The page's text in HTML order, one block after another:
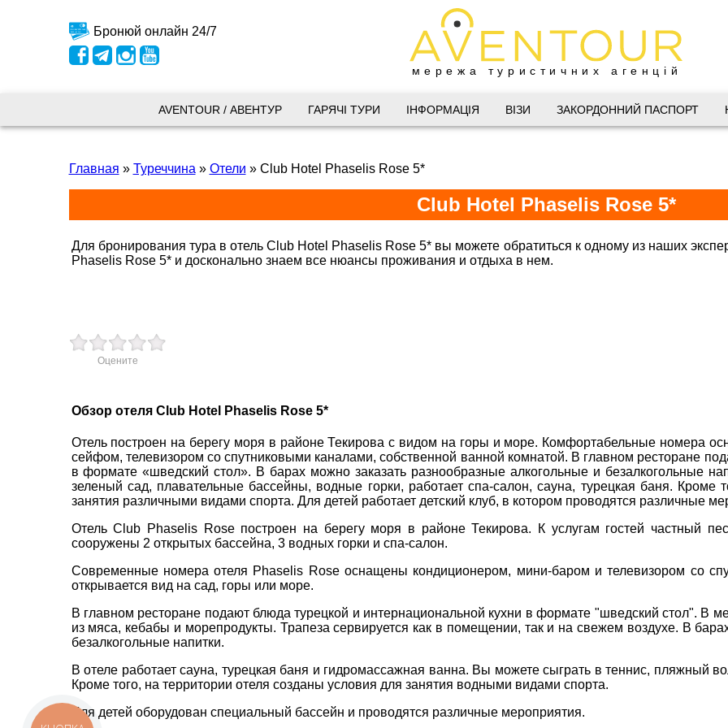
Бронюй онлайн 24/7
мережа туристичних агенцій
+38 (067) 180-32-43
+38 (099) 180-32-43,
+38 (093) 180-32-43 ,
0800 33 01 80
kyiv@aventour.ua
Пн. - Пт. 9:00 - 18:00
Дніпро
Запоріжжя
+38 (099) 180-32-43,
+38 (093) 180-32-43,
0800 33 01 80
zp_city@aventour.ua
Пн. - Пт. 9:00 - 18:00
Сб 10:00 - 15:00
AVENTOUR / АВЕНТУР ГАРЯЧІ ТУРИ ІНФОРМАЦІЯ ВІЗИ ЗАКОРДОННИЙ ПАСПОРТ
Главная » Туреччина » Отели » Club Hotel Phaselis Rose 5*
Club Hotel Phaselis Rose 5*
Для бронирования тура в отель Club Hotel Phaselis Rose 5* вы можете обратиться к одному из наших
Phaselis Rose 5* и досконально знаем все нюансы проживания и отдыха в нем.
Оцените
Обзор отеля Club Hotel Phaselis Rose 5*
Отель построен на берегу моря в районе Текирова с видом на горы и море. Комфортабельные номера
сейфом, телевизором со спутниковыми каналами, собственной ванной комнатой. В главном ресторане
в формате «шведский стол». В барах можно заказать разнообразные алкогольные и безалкогольные
зеленый сад, плавательные бассейны, водные горки, работает спа-салон, сауна, турецкая баня. Кроме
занятия различными видами спорта. Для детей работает детский клуб, в котором проводятся различные
Отель Club Phaselis Rose построен на берегу моря в районе Текирова. К услугам гостей частный
сооружены 2 открытых бассейна, 3 водных горки и спа-салон.
Современные номера отеля Phaselis Rose оснащены кондиционером, мини-баром и телевизором со
открывается вид на сад, горы или море.
В главном ресторане подают блюда турецкой и интернациональной кухни в формате "шведский стол". В
из мяса, кебабы и морепродукты. Трапеза сервируется как в помещении, так и на свежем воздухе. В
безалкогольные напитки.
В отеле работает сауна, турецкая баня и гидромассажная ванна. Вы можете сыграть в теннис, пляжный
Кроме того, на территории отеля созданы условия для занятия водными видами спорта.
Для детей оборудован специальный бассейн и проводятся различные мероприятия.
* ВАШЕ ІМ'Я
*E-MAIL
*ТЕЛЕФОН
ДЕ ПРОЖИВАЄТЕ
ПРИМІТКИ